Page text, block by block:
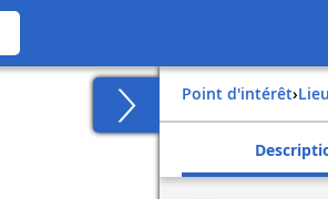
Point d'intérêt›